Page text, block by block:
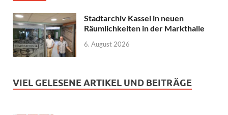
Stadtarchiv Kassel in neuen
Räumlichkeiten in der Markthalle
6. August 2026
VIEL GELESENE ARTIKEL UND BEITRÄGE